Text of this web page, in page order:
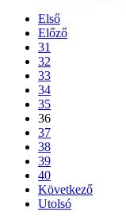
Első
Előző
31
32
33
34
35
36
37
38
39
40
Következő
Utolsó